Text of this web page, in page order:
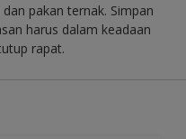
pakan ternak. Simpan
harus dalam keadaan
rapat.